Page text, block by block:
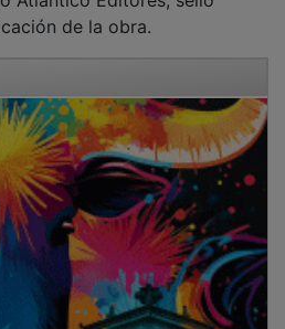
en Miralrío y narra la
francés refugiado en el
Guerra Mundial, y de su
después descubre
una estancia en la misma
sus puertas al referido
conversar sobre la historia de
en Miralrío”, señalaron